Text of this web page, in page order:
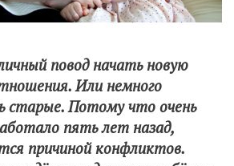
повод начать новую
Или немного
старые. Потому что очень
пять лет назад,
причиной конфликтов.